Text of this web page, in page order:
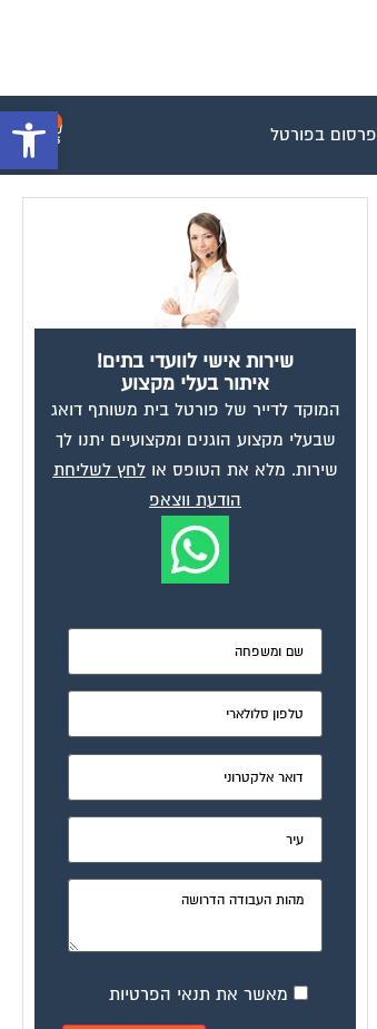
פתח פרסום בפורטל
שירות אישי לוועדי בתים!
איתור בעלי מקצוע
המוקד לדייר של פורטל בית משותף דואג
שבעלי מקצוע הוגנים ומקצועיים יתנו לך
שירות. מלא את הטופס אולחץ לשליחת
הודעת ווצאפ
מאשר את תנאי הפרטיות